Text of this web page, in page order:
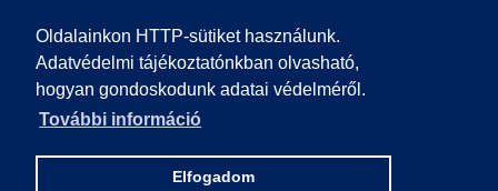
Oldalainkon HTTP-sütiket használunk.
Adatvédelmi tájékoztatónkban olvasható,
hogyan gondoskodunk adatai védelméről.
További információ
Elfogadom
KÖZÉRDEKŰ ADATOK
IMPRESSZUM